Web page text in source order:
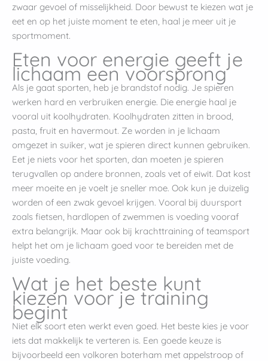
zwaar gevoel of misselijkheid. Door bewust te kiezen wat je
eet en op het juiste moment te eten, haal je meer uit je
sportmoment.
Eten voor energie geeft je
lichaam een voorsprong
Als je gaat sporten, heb je brandstof nodig. Je spieren
werken hard en verbruiken energie. Die energie haal je
vooral uit koolhydraten. Koolhydraten zitten in brood,
pasta, fruit en havermout. Ze worden in je lichaam
omgezet in suiker, wat je spieren direct kunnen gebruiken.
Eet je niets voor het sporten, dan moeten je spieren
terugvallen op andere bronnen, zoals vet of eiwit. Dat kost
meer moeite en je voelt je sneller moe. Ook kun je duizelig
worden of een zwak gevoel krijgen. Vooral bij duursport
zoals fietsen, hardlopen of zwemmen is voeding vooraf
extra belangrijk. Maar ook bij krachttraining of teamsport
helpt het om je lichaam goed voor te bereiden met de
juiste voeding.
Wat je het beste kunt
kiezen voor je training
begint
Niet elk soort eten werkt even goed. Het beste kies je voor
iets dat makkelijk te verteren is. Een goede keuze is
bijvoorbeeld een volkoren boterham met appelstroop of